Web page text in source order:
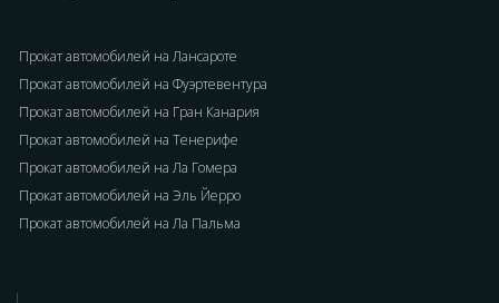
Прокат автомобилей на Лансароте
Прокат автомобилей на Фуэртевентура
Прокат автомобилей на Гран Канария
Прокат автомобилей на Тенерифе
Прокат автомобилей на Ла Гомера
Прокат автомобилей на Эль Йерро
Прокат автомобилей на Ла Пальма